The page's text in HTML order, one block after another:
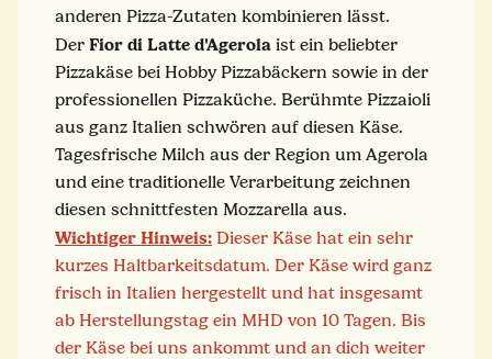
anderen Pizza-Zutaten kombinieren lässt.
Der Fior di Latte d'Agerola ist ein beliebter
Pizzakäse bei Hobby Pizzabäckern sowie in der
professionellen Pizzaküche. Berühmte Pizzaioli
aus ganz Italien schwören auf diesen Käse.
Tagesfrische Milch aus der Region um Agerola
und eine traditionelle Verarbeitung zeichnen
diesen schnittfesten Mozzarella aus.
Wichtiger Hinweis: Dieser Käse hat ein sehr
kurzes Haltbarkeitsdatum. Der Käse wird ganz
frisch in Italien hergestellt und hat insgesamt
ab Herstellungstag ein MHD von 10 Tagen. Bis
der Käse bei uns ankommt und an dich weiter